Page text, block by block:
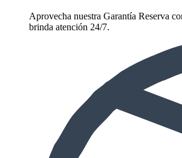
Aprovecha nuestra Garantía Reserva
brinda atención 24/7.